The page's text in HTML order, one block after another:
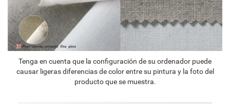
Tenga en cuenta que la configuración de su ordenador puede
causar ligeras diferencias de color entre su pintura y la foto del
producto que se muestra.